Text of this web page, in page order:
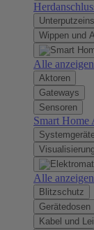
Wippen und
Alle anzeigen
Aktoren
Gateways
Sensoren
Smart Home
Alle anzeigen
Blitzschutz
Gerätedosen
Kabel und